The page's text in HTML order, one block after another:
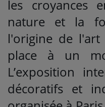
les croyances
nature et la
l'origine de l'art
place à un
L’exposition
décoratifs et